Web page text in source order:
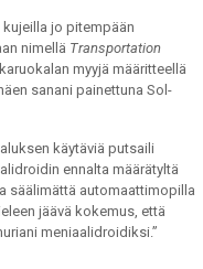
jo pitempään
nimellä Transportation
myyjä määritteellä
sanani painettuna Sol-
käytäviä putsaili
ennalta määrätyltä
säälimättä automaattimopilla
jäävä kokemus, että
meniaalidroidiksi.”